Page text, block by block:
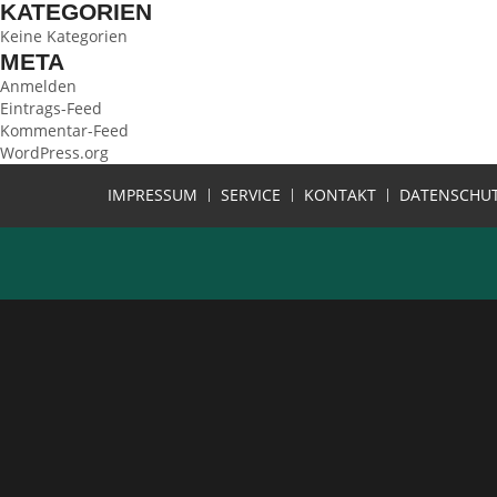
KATEGORIEN
Keine Kategorien
META
Anmelden
Eintrags-Feed
Kommentar-Feed
WordPress.org
IMPRESSUM
SERVICE KONTAKT